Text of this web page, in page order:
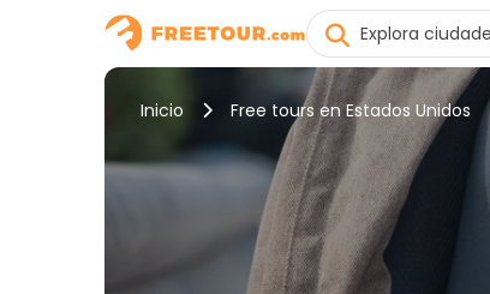
Inicio Free tours en Estados Unidos